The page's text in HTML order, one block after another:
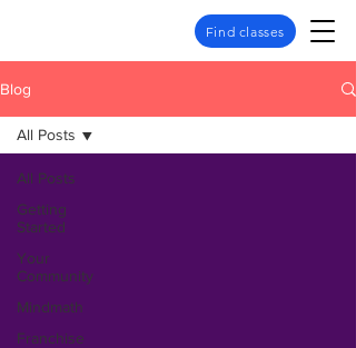
Find classes
Blog
All Posts
Getting
Started
Your
Community
Mindmath
Franchise
All Posts